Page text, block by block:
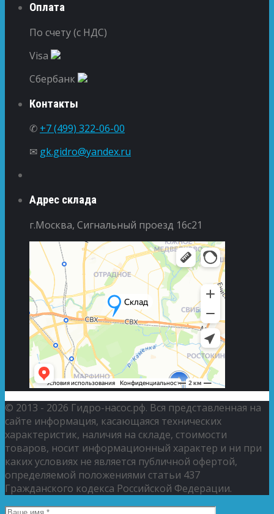
Оплата
По счету (с НДС)
Visa
Сбербанк
Контакты
✆ +7 (499) 322-06-00
✉ gk.gidro@yandex.ru
Адрес склада
г.Москва, Сигнальный проезд 16с21
© 2013 - 2026 Гидро-насос.рф. Вся представленная на
сайте информация, касающаяся технических
характеристик, наличия на складе, стоимости
товаров, носит информационный характер и ни при
каких условиях не является публичной офертой,
определяемой положениями статьи 437
Гражданского кодекса Российской Федерации.